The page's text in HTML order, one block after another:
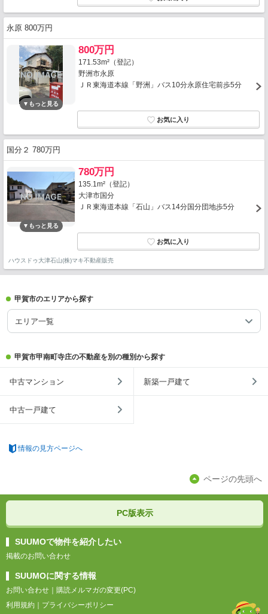
永原 800万円
800万円
171.53m²（登記）
野洲市永原
ＪＲ東海道本線「野洲」バス10分永原住宅前歩5分
国分２ 780万円
780万円
135.1m²（登記）
大津市国分
ＪＲ東海道本線「石山」バス14分国分団地歩5分
ハウスドゥ大津石山(株)マキ不動産販売
甲賀市のエリアから探す
エリア一覧
甲賀市甲南町寺庄の不動産を別の種別から探す
中古マンション 新築一戸建て
中古一戸建て
情報の見方ページへ
ページの先頭へ
PC版表示
SUUMOで物件を紹介したい
掲載のお問い合わせ
SUUMOに関する情報
お問い合わせ
購読メルマガの変更(PC)
利用規約
プライバシーポリシー